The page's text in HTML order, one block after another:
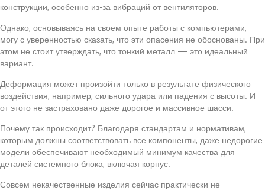
конструкции, особенно из-за вибраций от вентиляторов.
Однако, основываясь на своем опыте работы с компьютерами,
могу с уверенностью сказать, что эти опасения не обоснованы. При
этом не стоит утверждать, что тонкий металл — это идеальный
вариант.
Деформация может произойти только в результате физического
воздействия, например, сильного удара или падения с высоты. И
от этого не застраховано даже дорогое и массивное шасси.
Почему так происходит? Благодаря стандартам и нормативам,
которым должны соответствовать все компоненты, даже недорогие
модели обеспечивают необходимый минимум качества для
деталей системного блока, включая корпус.
Совсем некачественные изделия сейчас практически не